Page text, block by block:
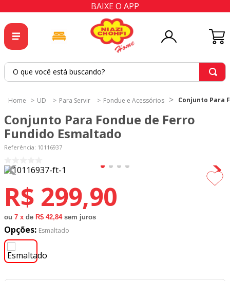
BAIXE O APP
O que você está buscando?
UD Para Servir Fondue e Acessórios Conjunto Para
Conjunto Para Fondue de Ferro
Fundido Esmaltado
Referência: 10116937
R$ 299,90
ou 7 x de R$ 42,84 sem juros
Opções: Esmaltado
2º
tapete
cortina
6º
tecido tricoline
7 º
percal
8º
tecido oxford
9º
tricoline digital